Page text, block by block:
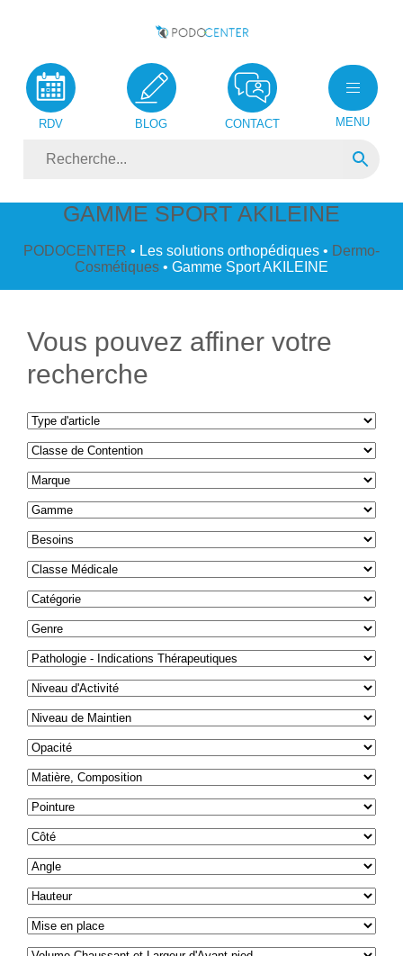
RDV BLOG CONTACT MENU
GAMME SPORT AKILEINE
PODOCENTER • Les solutions orthopédiques • Dermo-
Cosmétiques • Gamme Sport AKILEINE
Vous pouvez affiner votre
recherche